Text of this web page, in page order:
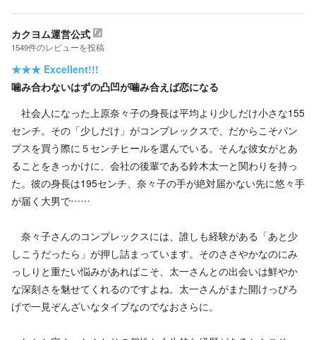
カクヨム運営公式
1549件のレビューを投稿
★★★ Excellent!!!
噛み合わないはずの凸凹が噛み合えば恋になる
社会人になった上原奈々子の身長は平均より少しだけ小さな155
センチ。その「少しだけ」がコンプレックスで、だからこそパン
プスを買う際に５センチヒールを選んでいる。そんな彼女がとあ
ることをきっかけに、会社の後輩である鈴木太一と関わりを持っ
た。彼の身長は195センチ、奈々子の手が絶対届かない先に悠々手
が届く大男で……
奈々子さんのコンプレックスには、誰しも経験がある「あと少
しこうだったら」が押し詰まっています。そのささやかなのにみ
っしりと重たい悩みがあればこそ、太一さんとの出会いは鮮やか
な深刻さを魅せてくれるのですよね。太一さんがまた開けっぴろ
げで一見ぞんざいなタイプなのでなおさらに。